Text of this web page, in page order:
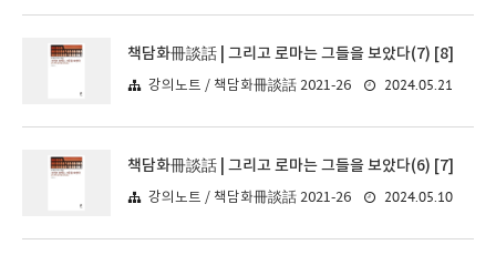
책담화冊談話 | 그리고 로마는 그들을 보았다(7) [8]
강의노트 / 책담화冊談話 2021-26 2024.05.21
책담화冊談話 | 그리고 로마는 그들을 보았다(6) [7]
강의노트 / 책담화冊談話 2021-26 2024.05.10